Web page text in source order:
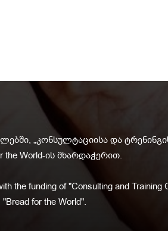
„კონსულტაციისა და
the World-ის მხარდაჭერით.
the funding of "Consulting and Training
"Bread for the World".